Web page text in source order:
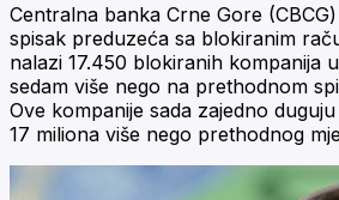
Centralna banka Crne Gore
spisak preduzeća sa blokiranim
nalazi 17.450 blokiranih kompanija
sedam više nego na prethodnom
Ove kompanije sada zajedno
17 miliona više nego prethodnog